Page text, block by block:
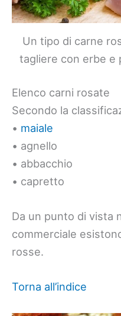
Un tipo di carne
tagliere con erbe e
Elenco carni rosate
Secondo la
• maiale
• agnello
• abbacchio
• capretto
Da un punto di vista
commerciale
rosse.
Torna all’indice